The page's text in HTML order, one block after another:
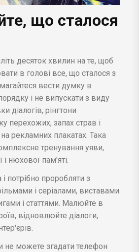
що сталося
десяток хвилин на те, щоб
в голові все, що сталося з
вести думку в
і не випускати з виду
діалогів, рінгтони
перехожих, запах страв і
рекламних плакатах. Така
тренування уяви,
і нюхової пам'яті.
потрібно проробляти з
і серіалами, виставами
і статтями. Малюйте в
відновлюйте діалоги,
не можете згадати телефон